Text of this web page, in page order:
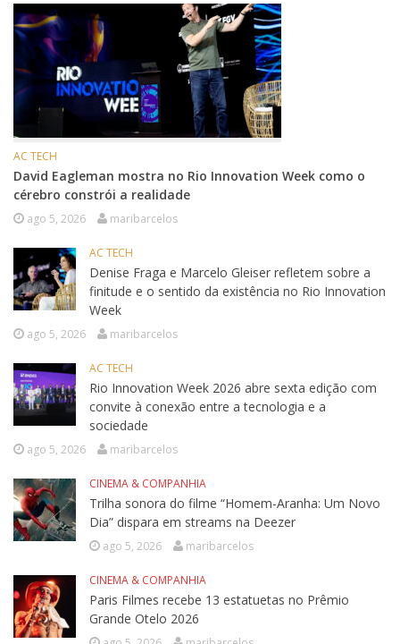
AC TECH
David Eagleman mostra no Rio Innovation Week como o
cérebro constrói a realidade
ago 5, 2026 maribarcelos
AC TECH
Denise Fraga e Marcelo Gleiser refletem sobre a
finitude e o sentido da existência no Rio Innovation
Week
ago 5, 2026 maribarcelos
AC TECH
Rio Innovation Week 2026 abre sexta edição com
convite à conexão entre a tecnologia e a
sociedade
ago 5, 2026 maribarcelos
CINEMA & COMPANHIA
Trilha sonora do filme “Homem-Aranha: Um Novo
Dia” dispara em streams na Deezer
ago 5, 2026 maribarcelos
CINEMA & COMPANHIA
Paris Filmes recebe 13 estatuetas no Prêmio
Grande Otelo 2026